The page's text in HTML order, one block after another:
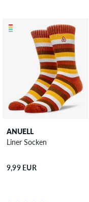
ANUELL
Liner Socken
9,99 EUR